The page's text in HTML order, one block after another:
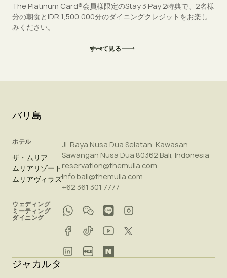
すべて見る
The Platinum Card®会員様限定のStay 3 Pay 2特典で、2名様
分の朝食とIDR 1,500,000分のダイニングクレジットをお楽し
みください。
バリ島
ホテル
ザ・ムリア
ムリアリゾート
ムリアヴィラズ
ウェディング
ミーティング
ダイニング
Jl. Raya Nusa Dua Selatan, Kawasan
Sawangan Nusa Dua 80362 Bali, Indonesia
reservation@themulia.com
info.bali@themulia.com
+62 361 301 7777
ジャカルタ